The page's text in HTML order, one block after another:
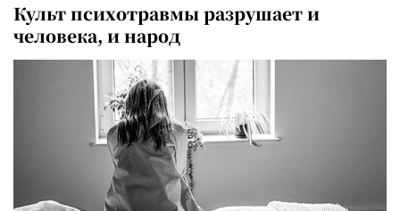
Культ психотравмы разрушает и
человека, и народ